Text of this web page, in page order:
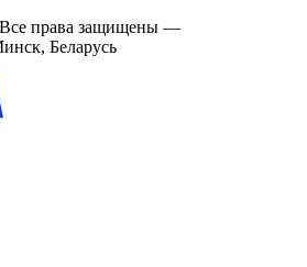
Все права защищены —
Беларусь